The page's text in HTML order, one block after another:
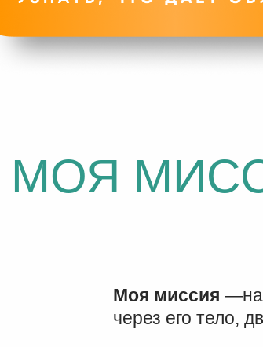
Моя миссия
через его тело,
МОЯ